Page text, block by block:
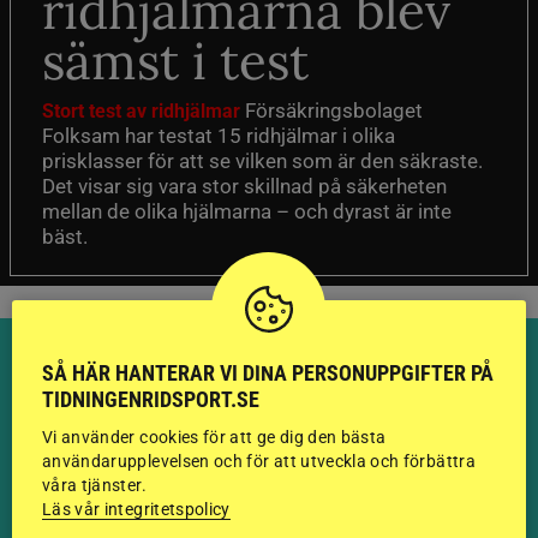
sämst i test
Stort test av ridhjälmar Försäkringsbolaget
Folksam har testat 15 ridhjälmar i olika
prisklasser för att se vilken som är den säkraste.
Det visar sig vara stor skillnad på säkerheten
mellan de olika hjälmarna – och dyrast är inte
bäst.
HINGSTAR ONLINE
GODKÄNDA HINGSTAR I
SÅ HÄR HANTERAR VI DINA PERSONUPPGIFTER PÅ
TIDNINGENRIDSPORT.SE
Vi använder cookies för att ge dig den bästa
användarupplevelsen och för att utveckla och förbättra
våra tjänster.
Läs vår integritetspolicy